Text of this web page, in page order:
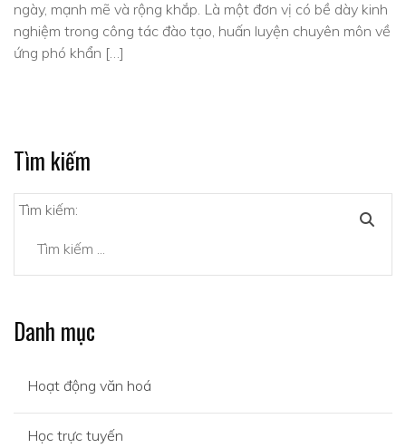
ngày, mạnh mẽ và rộng khắp. Là một đơn vị có bề dày kinh
nghiệm trong công tác đào tạo, huấn luyện chuyên môn về
ứng phó khẩn […]
Tìm kiếm
Tìm kiếm:
Danh mục
Hoạt động văn hoá
Học trực tuyến